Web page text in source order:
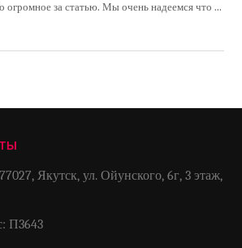
огромное за статью. Мы очень надеемся что ...
Якутск, ул. Ойунского, 6г, 3 этаж,
П3643